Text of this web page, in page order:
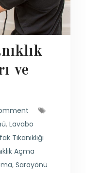
ve
, Lavabo
Tıkanıklığı
Açma
, Sarayönü